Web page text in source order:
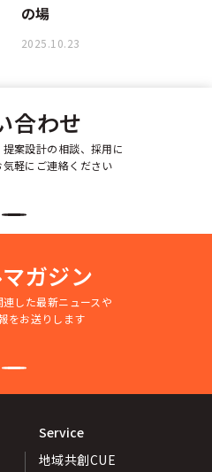
の場
2025.10.23
合わせ
案設計の相談、採用に
軽にご連絡ください
ガジン
した最新ニュースや
をお送りします
Service
地域共創CUE